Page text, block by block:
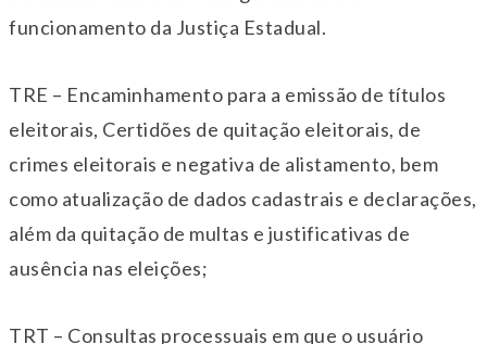
funcionamento da Justiça Estadual.
TRE – Encaminhamento para a emissão de títulos
eleitorais, Certidões de quitação eleitorais, de
crimes eleitorais e negativa de alistamento, bem
como atualização de dados cadastrais e declarações,
além da quitação de multas e justificativas de
ausência nas eleições;
TRT – Consultas processuais em que o usuário